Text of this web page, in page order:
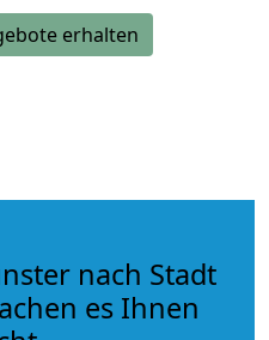
erhalten
nach Stadt
es Ihnen